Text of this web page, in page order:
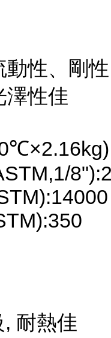
動性、剛性
澤性佳
耐熱佳